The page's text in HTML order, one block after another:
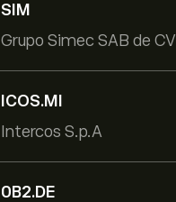
SIM
Grupo Simec SAB de CV
ICOS.MI
Intercos S.p.A
0B2.DE